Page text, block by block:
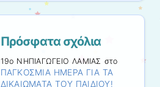
Πρόσφατα σχόλια
19ο ΝΗΠΙΑΓΩΓΕΙΟ ΛΑΜΙΑΣ στο
ΠΑΓΚΟΣΜΙΑ ΗΜΕΡΑ ΓΙΑ ΤΑ
ΔΙΚΑΙΩΜΑΤΑ ΤΟΥ ΠΑΙΔΙΟΥ!